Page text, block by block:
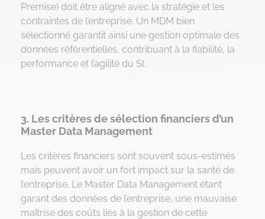
Premise) doit être aligné avec la stratégie et les
contraintes de l’entreprise. Un MDM bien
sélectionné garantit ainsi une gestion optimale des
données référentielles, contribuant à la fiabilité, la
performance et l’agilité du SI.
3. Les critères de sélection financiers d’un
Master Data Management
Les critères financiers sont souvent sous-estimés
mais peuvent avoir un fort impact sur la santé de
l’entreprise. Le Master Data Management étant
garant des données de l’entreprise, une mauvaise
maîtrise des coûts liés à la gestion de cette